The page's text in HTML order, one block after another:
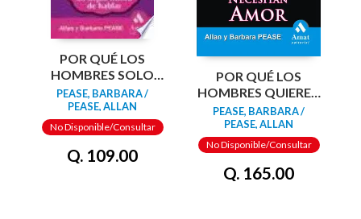
POR QUÉ LOS
HOMBRES SOLO
PUEDEN HACER
UNA COSA A LA VEZ
PEASE, BARBARA /
PEASE, ALLAN
No Disponible/Consultar
Q. 109.00
POR QUÉ LOS
HOMBRES QUIEREN
SEXO Y LAS
MUJERES
NECESITAN AMOR
PEASE, BARBARA /
PEASE, ALLAN
No Disponible/Consultar
Q. 165.00